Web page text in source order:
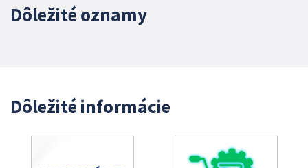
Dôležité oznamy
Dôležité informácie